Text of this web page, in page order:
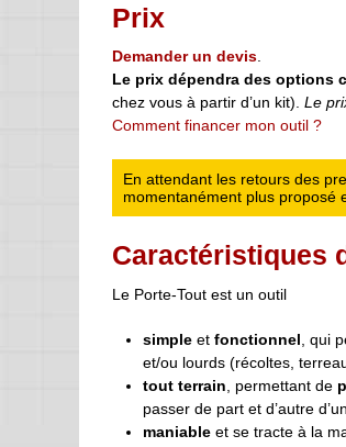
Prix
Demander un devis.
Le prix dépendra des options
chez vous à partir d’un kit). Le
Comment financer mon outil ?
En attendant les retours des
momentanément plus proposé
Caractéristiques
Le Porte-Tout est un outil
simple etfonctionnel , qui
et/ou lourds (récoltes,
tout terrain , permettant de
passer de part et d’autre
maniable et se tracte à la